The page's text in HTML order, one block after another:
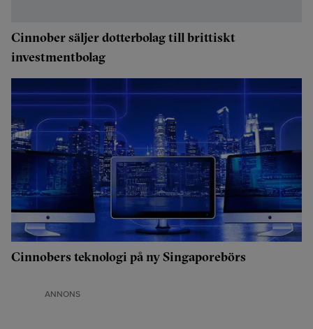
Cinnober säljer dotterbolag till brittiskt
investmentbolag
Cinnobers teknologi på ny Singaporebörs
ANNONS